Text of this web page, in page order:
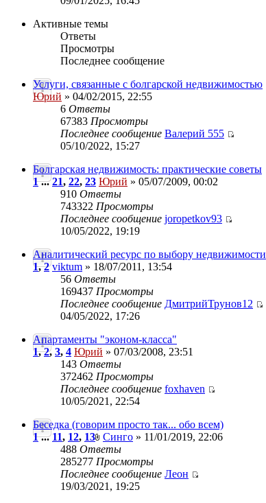
Активные темы
Ответы
Просмотры
Последнее сообщение
Услуги, связанные с болгарской недвижимостью
Юрий » 04/02/2015, 22:55
6 Ответы
67383 Просмотры
Последнее сообщение Валерий 555
05/10/2022, 15:27
Болгарская недвижимость: практические советы
1...21, 22, 23 Юрий » 05/07/2009, 00:02
910 Ответы
743322 Просмотры
Последнее сообщение joropetkov93
10/05/2022, 19:19
Аналитический ресурс по выбору недвижимости
1,2 viktum » 18/07/2011, 13:54
56 Ответы
169437 Просмотры
Последнее сообщение ДмитрийТрунов12
04/05/2022, 17:26
Апартаменты "эконом-класса"
1,2, 3, 4 Юрий » 07/03/2008, 23:51
143 Ответы
372462 Просмотры
Последнее сообщение foxhaven
10/05/2021, 22:54
Беседка (говорим просто так... обо всем)
1...11, 12, 13 Синго » 11/01/2019, 22:06
488 Ответы
285277 Просмотры
Последнее сообщение Леон
19/03/2021, 19:25